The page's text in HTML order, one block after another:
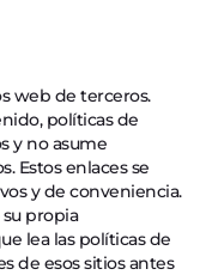
web de terceros.
políticas de
y no asume
Estos enlaces se
y de conveniencia.
su propia
lea las políticas de
de esos sitios antes